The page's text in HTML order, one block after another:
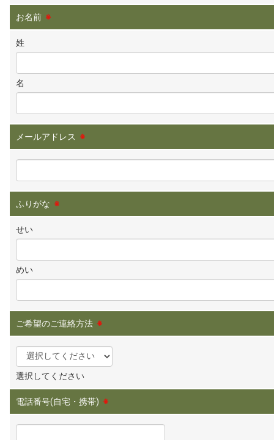
お名前 ※
姓
名
メールアドレス ※
ふりがな ※
せい
めい
ご希望のご連絡方法 ※
選択してください
電話番号(自宅・携帯) ※